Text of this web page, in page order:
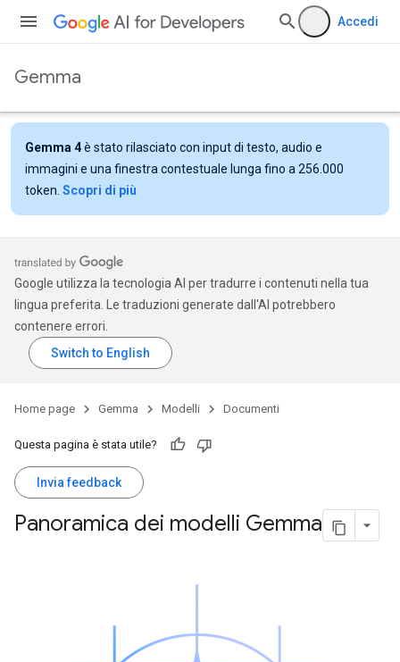
Accedi
Gemma
Gemma 4è stato rilasciato con input di testo, audio e
immagini e una finestra contestuale lunga fino a 256.000
token. Scopri di più
Google utilizza la tecnologia AI per tradurre i contenuti nella tua
lingua preferita. Le traduzioni generate dall'AI potrebbero
contenere errori.
Home page Gemma Modelli Documenti
Questa pagina è stata utile?
Invia feedback
Panoramica dei modelli Gemma